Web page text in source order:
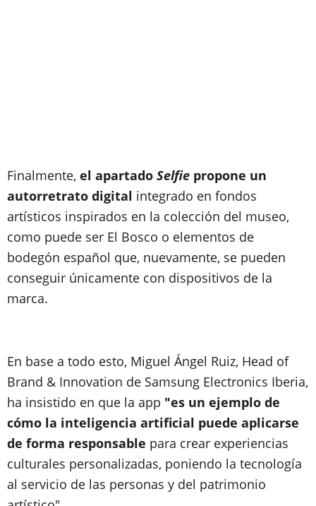
Finalmente, el apartado Selfie propone un
autorretrato digital integrado en fondos
artísticos inspirados en la colección del museo,
como puede ser El Bosco o elementos de
bodegón español que, nuevamente, se pueden
conseguir únicamente con dispositivos de la
marca.
En base a todo esto, Miguel Ángel Ruiz, Head of
Brand & Innovation de Samsung Electronics Iberia,
ha insistido en que la app "es un ejemplo de
cómo la inteligencia artificial puede aplicarse
de forma responsable para crear experiencias
culturales personalizadas, poniendo la tecnología
al servicio de las personas y del patrimonio